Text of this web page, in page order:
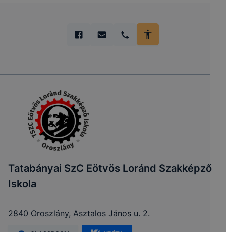
Tatabányai SzC Eötvös Loránd Szakképző
Iskola
2840 Oroszlány, Asztalos János u. 2.